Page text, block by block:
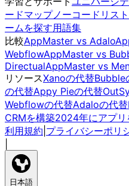
ードマップノーコードリスト
ームを探す用語集
比較AppMaster vs Adalo
WebflowAppMaster vs
DirectualAppMaster vs
リソースXanoの代替Bubble
の代替Appy Pieの代替
Webflowの代替Adaloの代替
CRMを構築2024年にアプ
利用規約 プライバシーポリ
日本語